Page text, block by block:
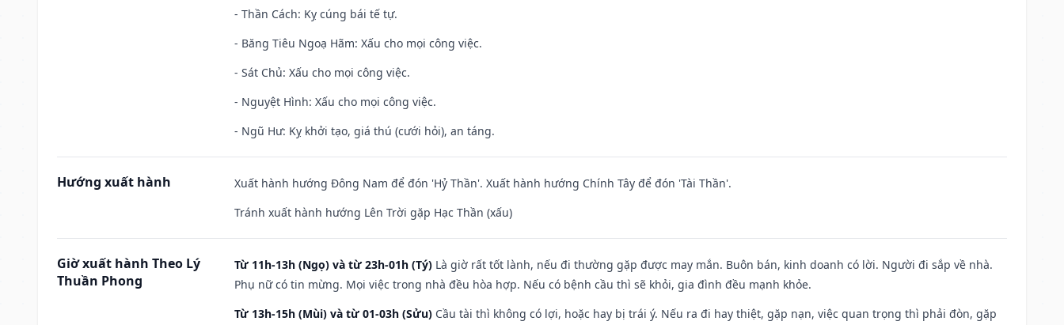
- Thần Cách: Kỵ cúng bái tế tự.
- Băng Tiêu Ngoạ Hãm: Xấu cho mọi công việc.
- Sát Chủ: Xấu cho mọi công việc.
- Nguyệt Hình: Xấu cho mọi công việc.
- Ngũ Hư: Kỵ khởi tạo, giá thú (cưới hỏi), an táng.
Hướng xuất hành
Xuất hành hướng Đông Nam để đón 'Hỷ Thần'. Xuất hành hướng Chính Tây để đón 'Tài Thần'.
Tránh xuất hành hướng Lên Trời gặp Hạc Thần (xấu)
Giờ xuất hành Theo Lý
Thuần Phong
Từ 11h-13h (Ngọ) và từ 23h-01h (Tý) Là giờ rất tốt lành, nếu đi thường gặp được may mắn. Buôn bán, kinh doanh có lời. Người đi sắp về nhà.
Phụ nữ có tin mừng. Mọi việc trong nhà đều hòa hợp. Nếu có bệnh cầu thì sẽ khỏi, gia đình đều mạnh khỏe.
Từ 13h-15h (Mùi) và từ 01-03h (Sửu) Cầu tài thì không có lợi, hoặc hay bị trái ý. Nếu ra đi hay thiệt, gặp nạn, việc quan trọng thì phải đòn, gặp